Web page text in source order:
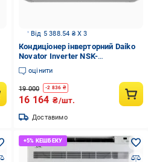
Від 5 388.54 ₴ X 3
Кондиціонер інверторний Daiko
Novator Inverter NSK-
H09NVR/NSK-H09INVR
(27505126)
оцінити
19 000 -2 836 ₴
16 164 ₴/шт.
Доставимо